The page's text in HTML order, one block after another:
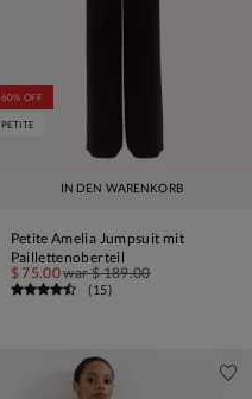
IN DEN WARENKORB
60% OFF
PETITE
Petite Amelia Jumpsuit mit
Paillettenoberteil
$ 75.00war$ 189.00
(15)